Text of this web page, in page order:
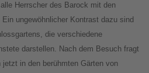
Herrscher des Barock mit den
ungewöhnlicher Kontrast dazu sind
die verschiedene
darstellen. Nach dem Besuch fragt
in den berühmten Gärten von